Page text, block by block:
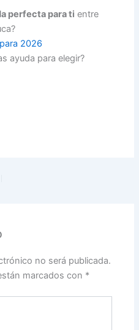
perfecta para ti entre
2026
ayuda para elegir?
no será publicada.
marcados con *